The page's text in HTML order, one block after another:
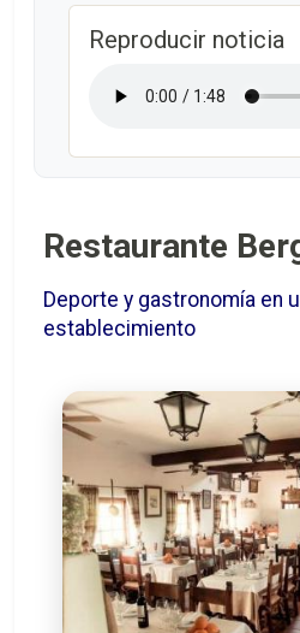
Reproducir noticia
Restaurante
Deporte y gastronomía en
establecimiento